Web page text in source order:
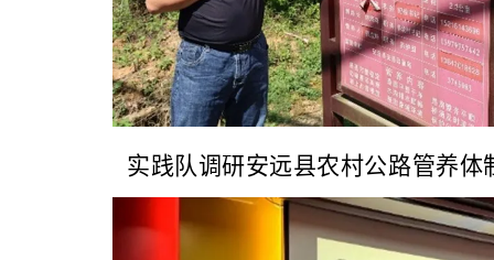
实践队调研安远县农村公路管养体